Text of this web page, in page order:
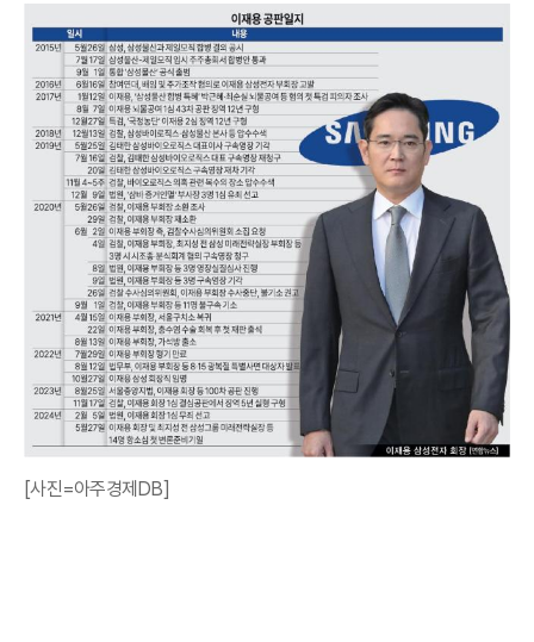
[사진=아주경제DB]